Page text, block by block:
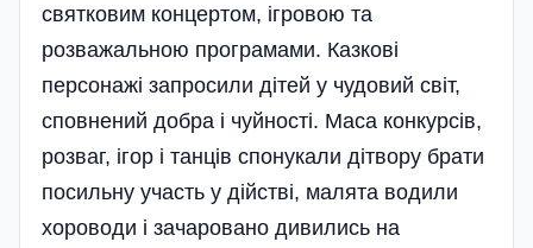
святковим концертом, ігровою та
розважальною програмами. Казкові
персонажі запросили дітей у чудовий світ,
сповнений добра і чуйності. Маса конкурсів,
розваг, ігор і танців спонукали дітвору брати
посильну участь у дійстві, малята водили
хороводи і зачаровано дивились на